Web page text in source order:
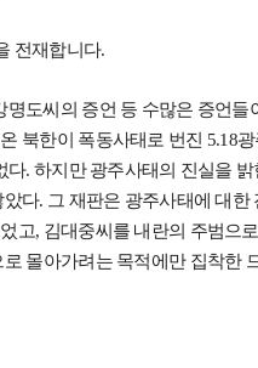
전재합니다.
도씨의 증언 등 수많은 증언
북한이 폭동사태로 번진 5.18
. 하지만 광주사태의 진실을
다. 그 재판은 광주사태에 대
고, 김대중씨를 내란의 주범으
몰아가려는 목적에만 집착한